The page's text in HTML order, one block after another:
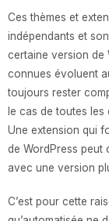
Ces thèmes et
indépendants et
certaine version de
connues évoluent
toujours rester
le cas de toutes les
Une extension qui
de WordPress peut
avec une version
C’est pour cette